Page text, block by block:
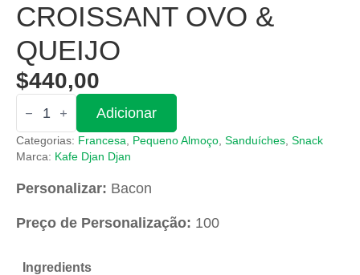
CROISSANT OVO &
QUEIJO
$440,00
Quantidade
de
Croissant
ovo
&
Adicionar
Categorias: Francesa Pequeno Almoço Sanduíches Snack
Marca: Kafe Djan Djan
Personalizar: Bacon
Preço de Personalização: 100
Ingredients